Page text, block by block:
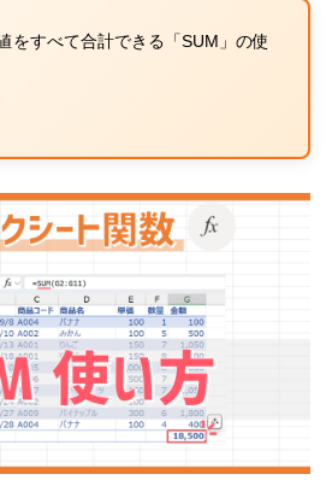
をすべて合計できる「SUM 」の使